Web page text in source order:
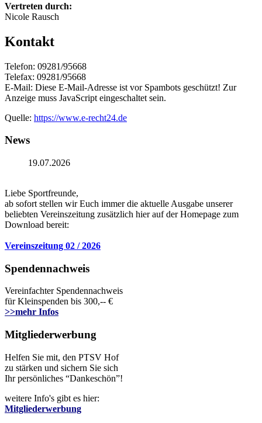
Vertreten durch:
Nicole Rausch
Kontakt
Telefon: 09281/95668
Telefax: 09281/95668
E-Mail: Diese E-Mail-Adresse ist vor Spambots geschützt! Zur
Anzeige muss JavaScript eingeschaltet sein.
Quelle: https://www.e-recht24.de
News
19.07.2026
Liebe Sportfreunde,
ab sofort stellen wir Euch immer die aktuelle Ausgabe unserer
beliebten Vereinszeitung zusätzlich hier auf der Homepage zum
Download bereit:
Vereinszeitung 02 / 2026
Spendennachweis
Vereinfachter Spendennachweis
für Kleinspenden bis 300,-- €
>>mehr Infos
Mitgliederwerbung
Helfen Sie mit, den PTSV Hof
zu stärken und sichern Sie sich
Ihr persönliches “Dankeschön”!
weitere Info's gibt es hier:
Mitgliederwerbung